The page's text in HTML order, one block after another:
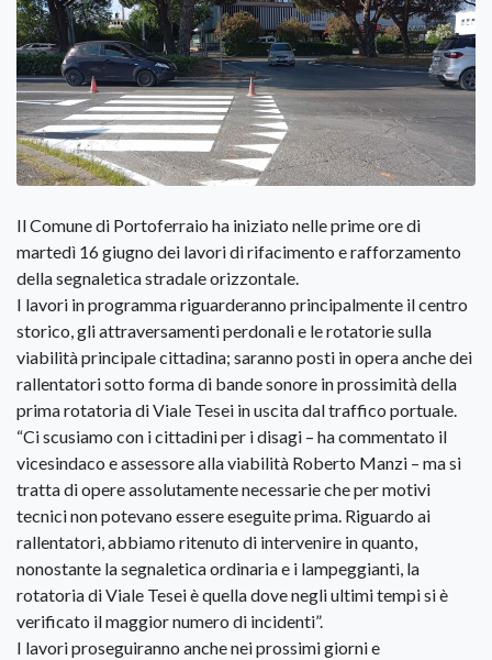
Il Comune di Portoferraio ha iniziato nelle prime ore di
martedì 16 giugno dei lavori di rifacimento e rafforzamento
della segnaletica stradale orizzontale.
I lavori in programma riguarderanno principalmente il centro
storico, gli attraversamenti perdonali e le rotatorie sulla
viabilità principale cittadina; saranno posti in opera anche dei
rallentatori sotto forma di bande sonore in prossimità della
prima rotatoria di Viale Tesei in uscita dal traffico portuale.
“Ci scusiamo con i cittadini per i disagi – ha commentato il
vicesindaco e assessore alla viabilità Roberto Manzi – ma si
tratta di opere assolutamente necessarie che per motivi
tecnici non potevano essere eseguite prima. Riguardo ai
rallentatori, abbiamo ritenuto di intervenire in quanto,
nonostante la segnaletica ordinaria e i lampeggianti, la
rotatoria di Viale Tesei è quella dove negli ultimi tempi si è
verificato il maggior numero di incidenti”.
I lavori proseguiranno anche nei prossimi giorni e